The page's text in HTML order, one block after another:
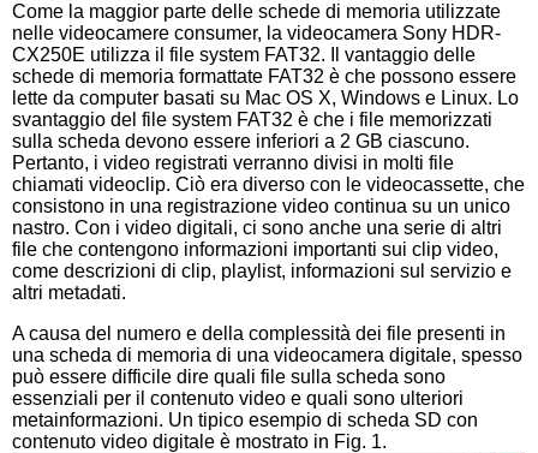
Come la maggior parte delle schede di memoria utilizzate
nelle videocamere consumer, la videocamera Sony HDR-
CX250E utilizza il file system FAT32. Il vantaggio delle
schede di memoria formattate FAT32 è che possono essere
lette da computer basati su Mac OS X, Windows e Linux. Lo
svantaggio del file system FAT32 è che i file memorizzati
sulla scheda devono essere inferiori a 2 GB ciascuno.
Pertanto, i video registrati verranno divisi in molti file
chiamati videoclip. Ciò era diverso con le videocassette, che
consistono in una registrazione video continua su un unico
nastro. Con i video digitali, ci sono anche una serie di altri
file che contengono informazioni importanti sui clip video,
come descrizioni di clip, playlist, informazioni sul servizio e
altri metadati.
A causa del numero e della complessità dei file presenti in
una scheda di memoria di una videocamera digitale, spesso
può essere difficile dire quali file sulla scheda sono
essenziali per il contenuto video e quali sono ulteriori
metainformazioni. Un tipico esempio di scheda SD con
contenuto video digitale è mostrato in Fig. 1.